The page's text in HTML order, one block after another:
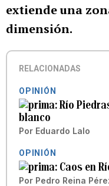
extiende una
dimensión.
RELACIONADAS
OPINIÓN
Río
blanco
Por Eduardo Lalo
OPINIÓN
Caos en
Por Pedro Reina